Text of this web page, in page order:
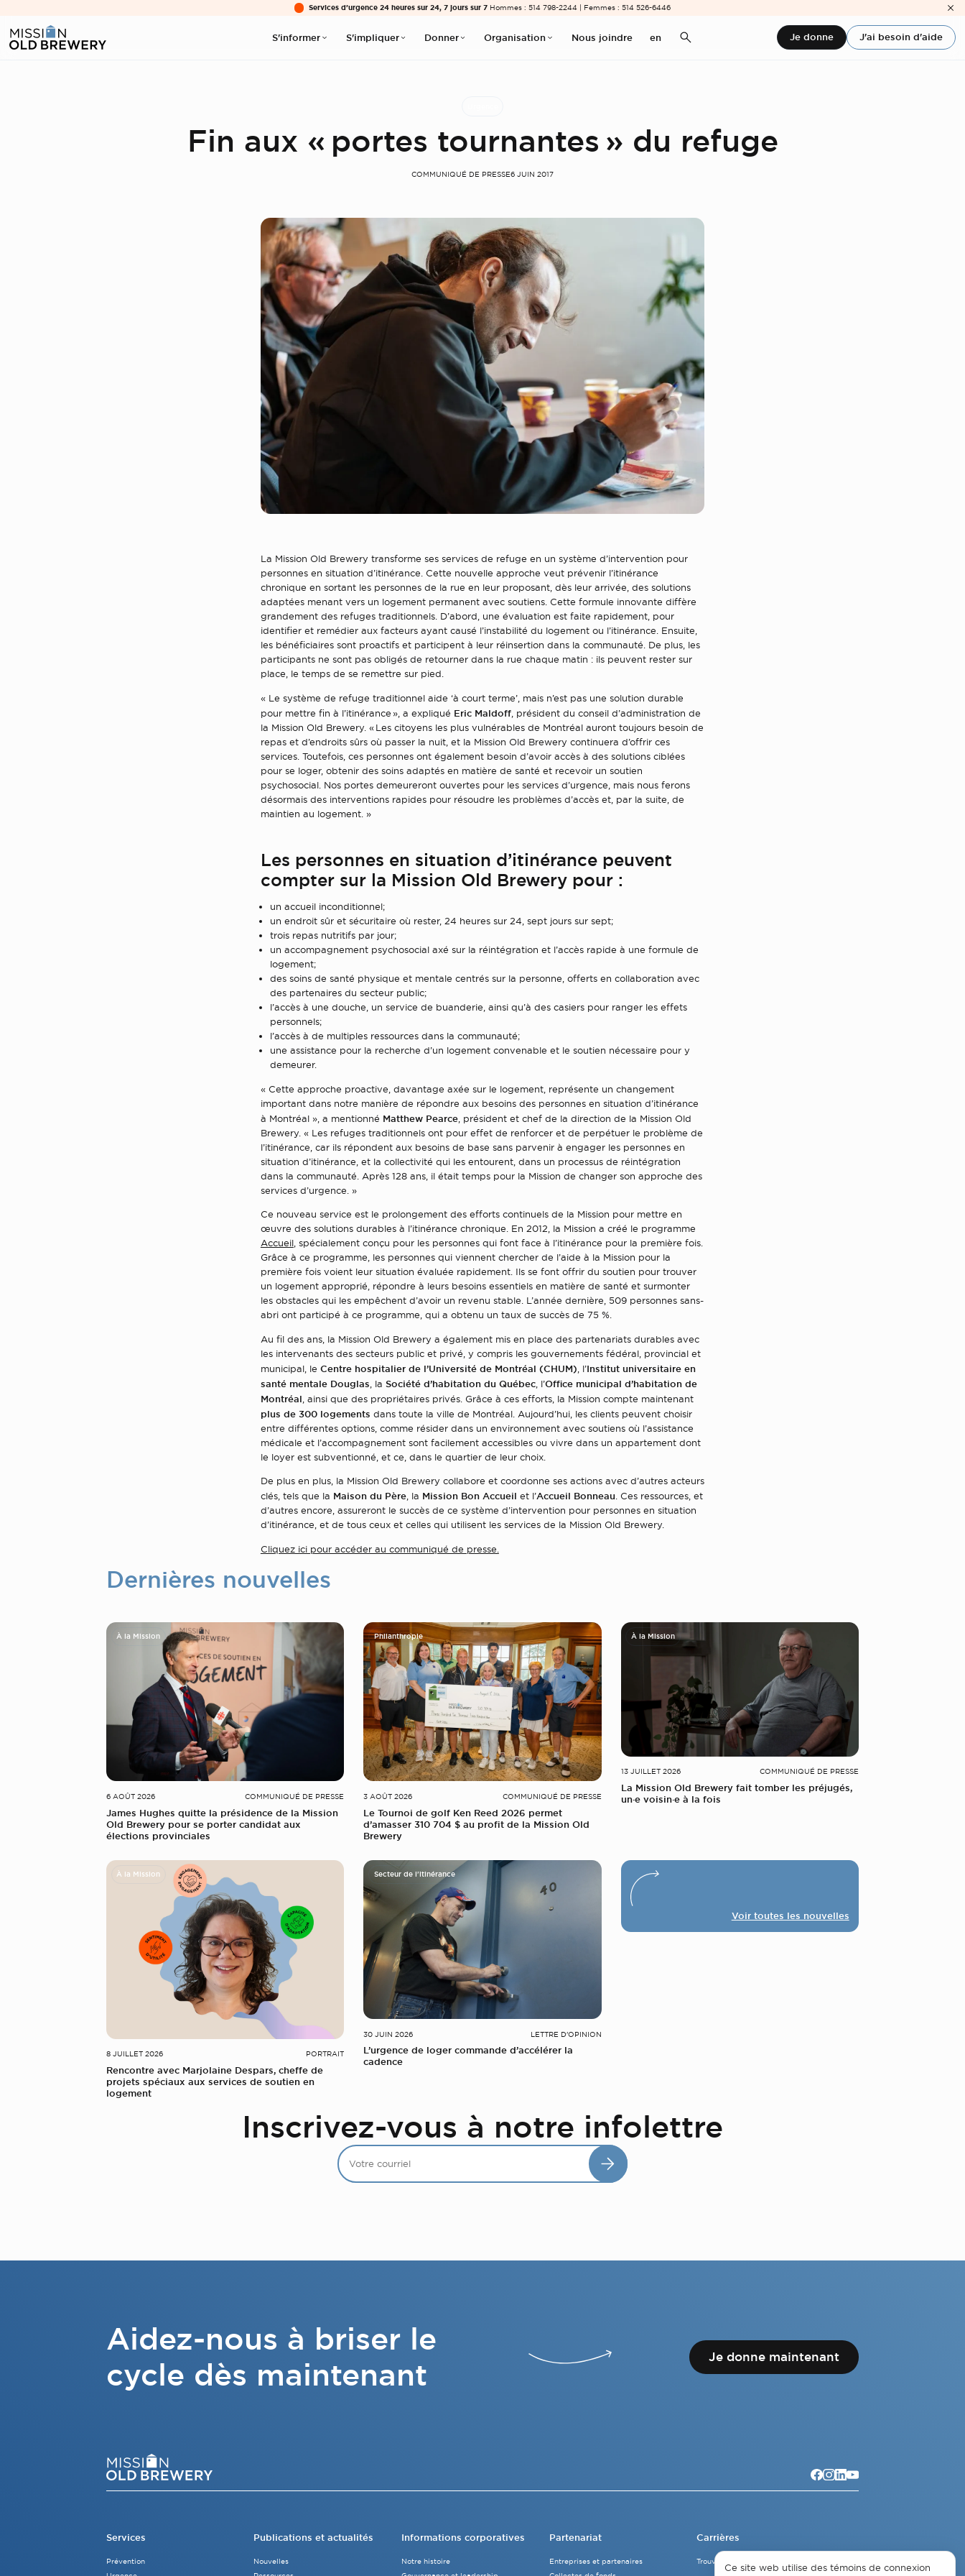
Services d’urgence 24 heures sur 24, 7 jours sur 7 Hommes : 514 798-2244 | Femmes : 514 526-6446
S'informer S'impliquer Donner Organisation Nous joindre en Je donne J'ai besoin d'aide
Fin aux « portes tournantes » du refuge
COMMUNIQUÉ DE PRESSE6 JUIN 2017
La Mission Old Brewery transforme ses services de refuge en un système d’intervention pour
personnes en situation d’itinérance. Cette nouvelle approche veut prévenir l’itinérance
chronique en sortant les personnes de la rue en leur proposant, dès leur arrivée, des solutions
adaptées menant vers un logement permanent avec soutiens. Cette formule innovante diffère
grandement des refuges traditionnels. D’abord, une évaluation est faite rapidement, pour
identifier et remédier aux facteurs ayant causé l’instabilité du logement ou l’itinérance. Ensuite,
les bénéficiaires sont proactifs et participent à leur réinsertion dans la communauté. De plus, les
participants ne sont pas obligés de retourner dans la rue chaque matin : ils peuvent rester sur
place, le temps de se remettre sur pied.
« Le système de refuge traditionnel aide ‘à court terme’, mais n’est pas une solution durable
pour mettre fin à l’itinérance », a expliqué Eric Maldoff, président du conseil d’administration de
la Mission Old Brewery. « Les citoyens les plus vulnérables de Montréal auront toujours besoin de
repas et d’endroits sûrs où passer la nuit, et la Mission Old Brewery continuera d’offrir ces
services. Toutefois, ces personnes ont également besoin d’avoir accès à des solutions ciblées
pour se loger, obtenir des soins adaptés en matière de santé et recevoir un soutien
psychosocial. Nos portes demeureront ouvertes pour les services d’urgence, mais nous ferons
désormais des interventions rapides pour résoudre les problèmes d’accès et, par la suite, de
maintien au logement. »
Les personnes en situation d’itinérance peuvent
compter sur la Mission Old Brewery pour :
un accueil inconditionnel;
un endroit sûr et sécuritaire où rester, 24 heures sur 24, sept jours sur sept;
trois repas nutritifs par jour;
un accompagnement psychosocial axé sur la réintégration et l’accès rapide à une formule de
logement;
des soins de santé physique et mentale centrés sur la personne, offerts en collaboration avec
des partenaires du secteur public;
l’accès à une douche, un service de buanderie, ainsi qu’à des casiers pour ranger les effets
personnels;
l’accès à de multiples ressources dans la communauté;
une assistance pour la recherche d’un logement convenable et le soutien nécessaire pour y
demeurer.
« Cette approche proactive, davantage axée sur le logement, représente un changement
important dans notre manière de répondre aux besoins des personnes en situation d’itinérance
à Montréal », a mentionné Matthew Pearce, président et chef de la direction de la Mission Old
Brewery. « Les refuges traditionnels ont pour effet de renforcer et de perpétuer le problème de
l’itinérance, car ils répondent aux besoins de base sans parvenir à engager les personnes en
situation d’itinérance, et la collectivité qui les entourent, dans un processus de réintégration
dans la communauté. Après 128 ans, il était temps pour la Mission de changer son approche des
services d’urgence. »
Ce nouveau service est le prolongement des efforts continuels de la Mission pour mettre en
œuvre des solutions durables à l’itinérance chronique. En 2012, la Mission a créé le programme
Accueil, spécialement conçu pour les personnes qui font face à l’itinérance pour la première fois.
Grâce à ce programme, les personnes qui viennent chercher de l’aide à la Mission pour la
première fois voient leur situation évaluée rapidement. Ils se font offrir du soutien pour trouver
un logement approprié, répondre à leurs besoins essentiels en matière de santé et surmonter
les obstacles qui les empêchent d’avoir un revenu stable. L’année dernière, 509 personnes sans-
abri ont participé à ce programme, qui a obtenu un taux de succès de 75 %.
Au fil des ans, la Mission Old Brewery a également mis en place des partenariats durables avec
les intervenants des secteurs public et privé, y compris les gouvernements fédéral, provincial et
municipal, le Centre hospitalier de l’Université de Montréal (CHUM), l’Institut universitaire en
santé mentale Douglas, la Société d’habitation du Québec, l’Office municipal d’habitation de
Montréal, ainsi que des propriétaires privés. Grâce à ces efforts, la Mission compte maintenant
plus de 300 logements dans toute la ville de Montréal. Aujourd’hui, les clients peuvent choisir
entre différentes options, comme résider dans un environnement avec soutiens où l’assistance
médicale et l’accompagnement sont facilement accessibles ou vivre dans un appartement dont
le loyer est subventionné, et ce, dans le quartier de leur choix.
De plus en plus, la Mission Old Brewery collabore et coordonne ses actions avec d’autres acteurs
clés, tels que la Maison du Père, la Mission Bon Accueil et l’Accueil Bonneau. Ces ressources, et
d’autres encore, assureront le succès de ce système d’intervention pour personnes en situation
d’itinérance, et de tous ceux et celles qui utilisent les services de la Mission Old Brewery.
Cliquez ici pour accéder au communiqué de presse.
Dernières nouvelles
À la Mission
6 AOÛT 2026 COMMUNIQUÉ DE PRESSE
James Hughes quitte la présidence de la Mission
Old Brewery pour se porter candidat aux
élections provinciales
Philanthropie
3 AOÛT 2026 COMMUNIQUÉ DE PRESSE
Le Tournoi de golf Ken Reed 2026 permet
d’amasser 310 704 $ au profit de la Mission Old
Brewery
À la Mission
13 JUILLET 2026 COMMUNIQUÉ DE PRESSE
La Mission Old Brewery fait tomber les préjugés,
un·e voisin·e à la fois
À la Mission
8 JUILLET 2026 PORTRAIT
Rencontre avec Marjolaine Despars, cheffe de
projets spéciaux aux services de soutien en
logement
Secteur de l'itinérance
30 JUIN 2026 LETTRE D'OPINION
L’urgence de loger commande d’accélérer la
cadence
Voir toutes les nouvelles
Inscrivez-vous à notre infolettre
Aidez-nous à briser le
cycle dès maintenant
Je donne maintenant
Services
Prévention
Publications et actualités
Nouvelles
Informations corporatives
Notre histoire
Partenariat
Entreprises et partenaires
Carrières
Trouver un emploi
Ce site web utilise des témoins de connexion